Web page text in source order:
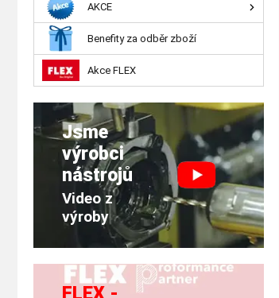
AKCE
Benefity za odběr zboží
Akce FLEX
Jsme
výrobci
nástrojů
Video z
výroby
FLEX -